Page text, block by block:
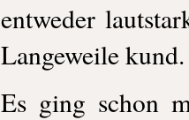
entweder
Langeweile kund.
Es ging schon